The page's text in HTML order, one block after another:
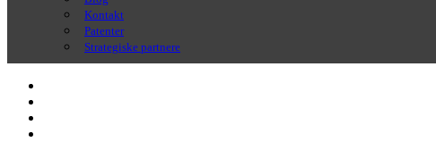
Kontakt
Patenter
Strategiske partnere